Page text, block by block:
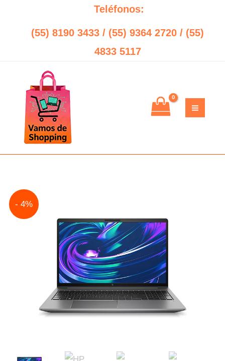
contenido
Teléfonos:
(55) 8190 3433 / (55) 9364 2720 / (55)
4833 5117
- 4%
price
was:
$12,585.00.
price
is:
$12,038.00.